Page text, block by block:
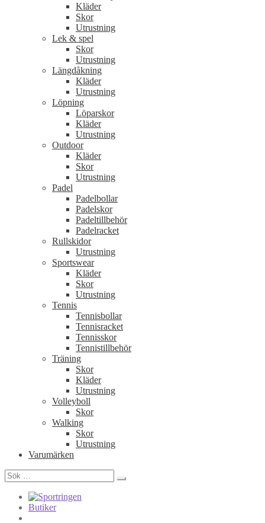
Kläder
Skor
Utrustning
Lek & spel
Skor
Utrustning
Längdåkning
Kläder
Utrustning
Löpning
Löparskor
Kläder
Utrustning
Outdoor
Kläder
Skor
Utrustning
Padel
Padelbollar
Padelskor
Padeltillbehör
Padelracket
Rullskidor
Utrustning
Sportswear
Kläder
Skor
Utrustning
Tennis
Tennisbollar
Tennisracket
Tennisskor
Tennistillbehör
Träning
Skor
Kläder
Utrustning
Volleyboll
Skor
Walking
Skor
Utrustning
Varumärken
Sök
efter:
Butiker